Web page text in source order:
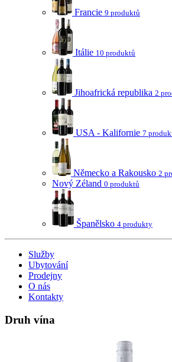
Francie 9 produktů
Itálie 10 produktů
Jihoafrická republika 2
USA - Kalifornie 7
Německo a Rakousko 2
Nový Zéland 0 produktů
Španělsko 4 produkty
Služby
Ubytování
Prodejny
O nás
Kontakty
Druh vína